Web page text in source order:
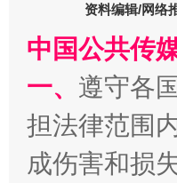
资料编辑/网络
中国公共传
一、 遵守各
担法律范围
成伤害和损